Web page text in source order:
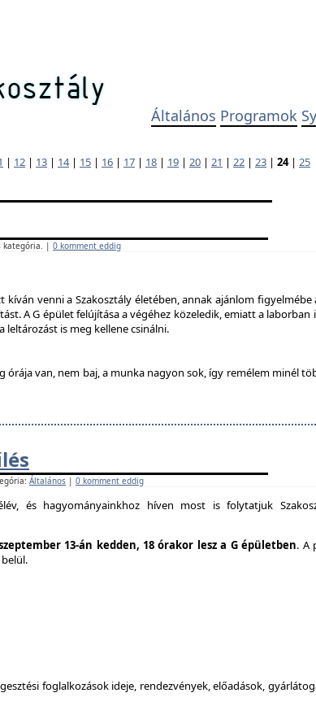
Általános Programok
| 12 | 13 | 14| 15 | 16 | 17 | 18 | 19 | 20 | 21 | 22 | 23 | 24| 25
kategória. | 0 komment eddig
kíván venni a Szakosztály életében, annak ajánlom figyelmébe
A G épület felújítása a végéhez közeledik, emiatt a laborban
leltározást is meg kellene csinálni.
órája van, nem baj, a munka nagyon sok, így remélem minél
Általános | 0 komment eddig
és hagyományainkhoz híven most is folytatjuk
13-án kedden, 18 órakor lesz a G épületben. A
foglalkozások ideje, rendezvények, előadások,